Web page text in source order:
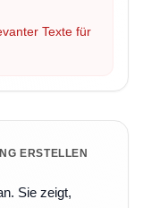
Texte für
ERSTELLEN
Sie zeigt,